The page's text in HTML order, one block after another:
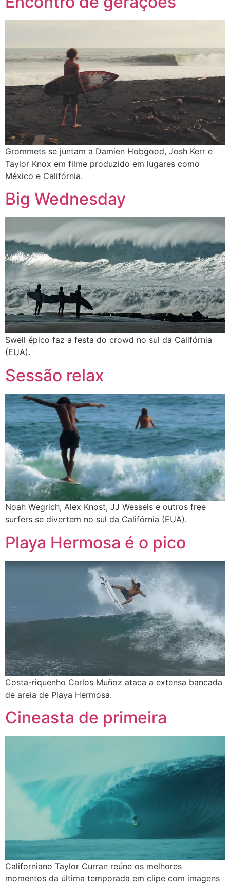
Grommets se juntam a Damien Hobgood, Josh Kerr e
Taylor Knox em filme produzido em lugares como
México e Califórnia.
Big Wednesday
Swell épico faz a festa do crowd no sul da Califórnia
(EUA).
Sessão relax
Noah Wegrich, Alex Knost, JJ Wessels e outros free
surfers se divertem no sul da Califórnia (EUA).
Playa Hermosa é o pico
Costa-riquenho Carlos Muñoz ataca a extensa bancada
de areia de Playa Hermosa.
Cineasta de primeira
Californiano Taylor Curran reúne os melhores
momentos da última temporada em clipe com imagens